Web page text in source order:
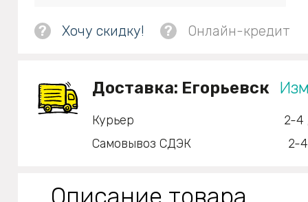
? Хочу скидку! ? Онлайн-кредит
Доставка: Егорьевск
Курьер
2-4
Самовывоз СДЭК
2-